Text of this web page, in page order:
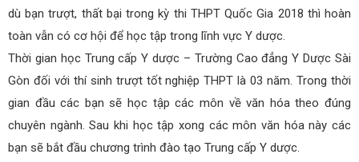
dù bạn trượt, thất bại trong kỳ thi THPT Quốc Gia 2018 thì hoàn
toàn vẫn có cơ hội để học tập trong lĩnh vực Y dược.
Thời gian học Trung cấp Y dược – Trường Cao đẳng Y Dược Sài
Gòn đối với thí sinh trượt tốt nghiệp THPT là 03 năm. Trong thời
gian đầu các bạn sẽ học tập các môn về văn hóa theo đúng
chuyên ngành. Sau khi học tập xong các môn văn hóa này các
bạn sẽ bắt đầu chương trình đào tạo Trung cấp Y dược.